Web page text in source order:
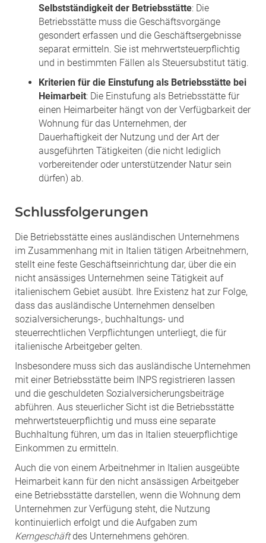
Selbstständigkeit der Betriebsstätte: Die
Betriebsstätte muss die Geschäftsvorgänge
gesondert erfassen und die Geschäftsergebnisse
separat ermitteln. Sie ist mehrwertsteuerpflichtig
und in bestimmten Fällen als Steuersubstitut tätig.
Kriterien für die Einstufung als Betriebsstätte bei
Heimarbeit: Die Einstufung als Betriebsstätte für
einen Heimarbeiter hängt von der Verfügbarkeit der
Wohnung für das Unternehmen, der
Dauerhaftigkeit der Nutzung und der Art der
ausgeführten Tätigkeiten (die nicht lediglich
vorbereitender oder unterstützender Natur sein
dürfen) ab.
Schlussfolgerungen
Die Betriebsstätte eines ausländischen Unternehmens
im Zusammenhang mit in Italien tätigen Arbeitnehmern,
stellt eine feste Geschäftseinrichtung dar, über die ein
nicht ansässiges Unternehmen seine Tätigkeit auf
italienischem Gebiet ausübt. Ihre Existenz hat zur Folge,
dass das ausländische Unternehmen denselben
sozialversicherungs-, buchhaltungs- und
steuerrechtlichen Verpflichtungen unterliegt, die für
italienische Arbeitgeber gelten.
Insbesondere muss sich das ausländische Unternehmen
mit einer Betriebsstätte beim INPS registrieren lassen
und die geschuldeten Sozialversicherungsbeiträge
abführen. Aus steuerlicher Sicht ist die Betriebsstätte
mehrwertsteuerpflichtig und muss eine separate
Buchhaltung führen, um das in Italien steuerpflichtige
Einkommen zu ermitteln.
Auch die von einem Arbeitnehmer in Italien ausgeübte
Heimarbeit kann für den nicht ansässigen Arbeitgeber
eine Betriebsstätte darstellen, wenn die Wohnung dem
Unternehmen zur Verfügung steht, die Nutzung
kontinuierlich erfolgt und die Aufgaben zum
Kerngeschäftdes Unternehmens gehören.